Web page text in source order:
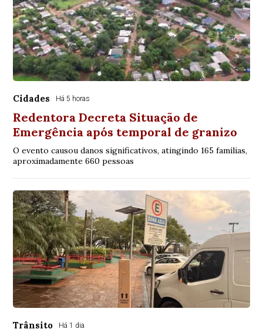
Cidades Há 5 horas
Redentora Decreta Situação de
Emergência após temporal de granizo
O evento causou danos significativos, atingindo 165 famílias,
aproximadamente 660 pessoas
Trânsito Há 1 dia